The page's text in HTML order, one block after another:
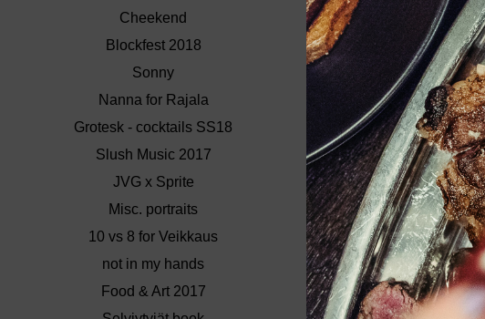
Cheekend
Blockfest 2018
Sonny
Nanna for Rajala
Grotesk - cocktails SS18
Slush Music 2017
JVG x Sprite
Misc. portraits
10 vs 8 for Veikkaus
not in my hands
Food & Art 2017